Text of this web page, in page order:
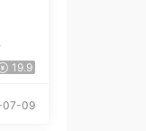
19.9
07-09